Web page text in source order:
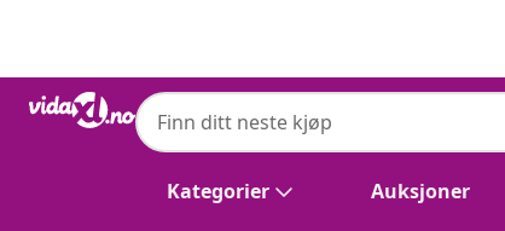
Kategorier Auksjoner